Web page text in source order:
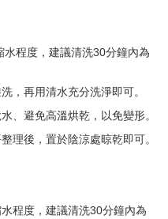
程度，建議清洗30分鐘內為
，再用清水充分洗淨即可。
、避免高溫烘乾，以免變形。
理後，置於陰涼處晾乾即可。
程度，建議清洗30分鐘內為